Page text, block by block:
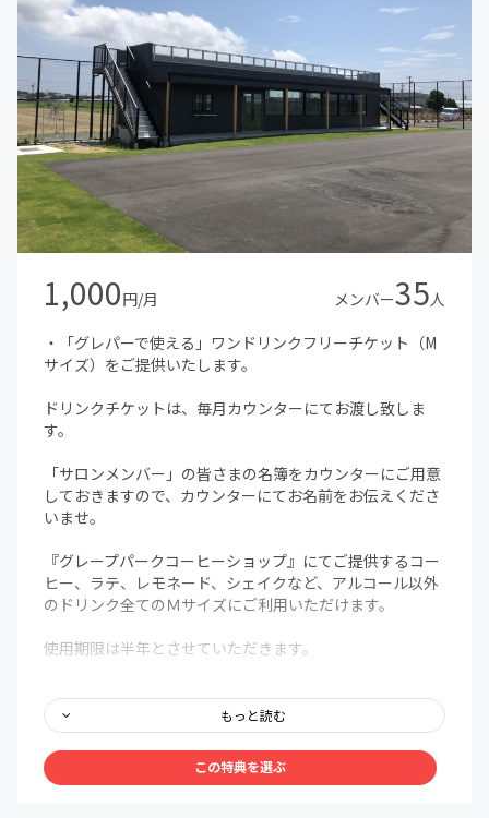
1,000円/月 メンバー35人
・「グレパーで使える」ワンドリンクフリーチケット（M
サイズ）をご提供いたします。
ドリンクチケットは、毎月カウンターにてお渡し致しま
す。
「サロンメンバー」の皆さまの名簿をカウンターにご用意
しておきますので、カウンターにてお名前をお伝えくださ
いませ。
『グレープパークコーヒーショップ』にてご提供するコー
ヒー、ラテ、レモネード、シェイクなど、アルコール以外
のドリンク全てのＭサイズにご利用いただけます。
使用期限は半年とさせていただきます。
り、半年以内であれば、また別の機会にご利用いただけま
す。
・グレパーのオーナーや管理人の日々の出来事、グレパー
もっと読む
この特典を選ぶ